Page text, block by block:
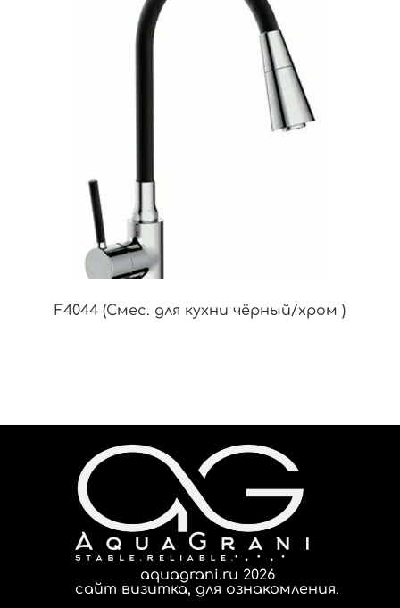
F4044 (Смес. для кухни чёрный/хром )
aquagrani.ru 2026
сайт визитка, для ознакомления.